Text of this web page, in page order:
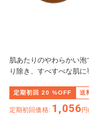
肌あたりのやわらかい
り除き、すべすべな肌に
定期初回 20 %OFF 送
定期初回価格: 1,056